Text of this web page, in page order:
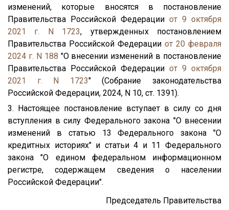
изменений, которые вносятся в постановление
Правительства Российской Федерации от 9 октября
2021 г. N 1723, утвержденных постановлением
Правительства Российской Федерации от 20 февраля
2024 г. N 188 "О внесении изменений в постановление
Правительства Российской Федерации от 9 октября
2021 г. N 1723" (Собрание законодательства
Российской Федерации, 2024, N 10, ст. 1391).
3. Настоящее постановление вступает в силу со дня
вступления в силу Федерального закона "О внесении
изменений в статью 13 Федерального закона "О
кредитных историях" и статьи 4 и 11 Федерального
закона "О едином федеральном информационном
регистре, содержащем сведения о населении
Российской Федерации".
Председатель Правительства